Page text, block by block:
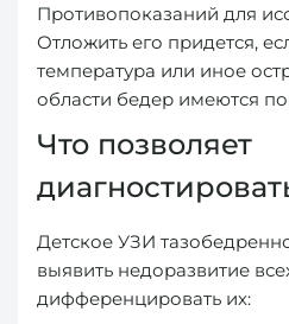
Противопоказаний для
Отложить его придется,
температура или иное
области бедер имеются
Что позволяет
Детское УЗИ
выявить недоразвитие
дифференцировать их: